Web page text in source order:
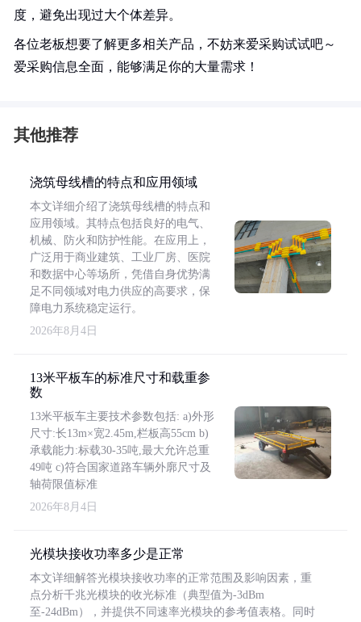
度，避免出现过大个体差异。
各位老板想要了解更多相关产品，不妨来爱采购试试吧～
爱采购信息全面，能够满足你的大量需求！
其他推荐
浇筑母线槽的特点和应用领域
本文详细介绍了浇筑母线槽的特点和
应用领域。其特点包括良好的电气、
机械、防火和防护性能。在应用上，
广泛用于商业建筑、工业厂房、医院
和数据中心等场所，凭借自身优势满
足不同领域对电力供应的高要求，保
障电力系统稳定运行。
2026年8月4日
13米平板车的标准尺寸和载重参
数
13米平板车主要技术参数包括: a)外形
尺寸:长13m×宽2.45m,栏板高55cm b)
承载能力:标载30-35吨,最大允许总重
49吨 c)符合国家道路车辆外廓尺寸及
轴荷限值标准
2026年8月4日
光模块接收功率多少是正常
本文详细解答光模块接收功率的正常范围及影响因素，重
点分析千兆光模块的收光标准（典型值为-3dBm
至-24dBm），并提供不同速率光模块的参考值表格。同时